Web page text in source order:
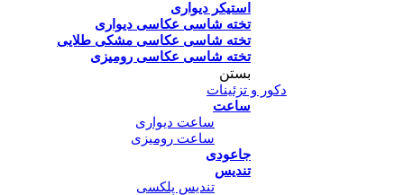
استیکر دیواری
تخته شاسی عکاسی دیواری
تخته شاسی عکاسی مشکی طلایی
تخته شاسی عکاسی رومیزی
بستن
دکور و تزئینات
ساعت
ساعت دیواری
ساعت رومیزی
جاعودی
تندیس
تندیس پلکسی